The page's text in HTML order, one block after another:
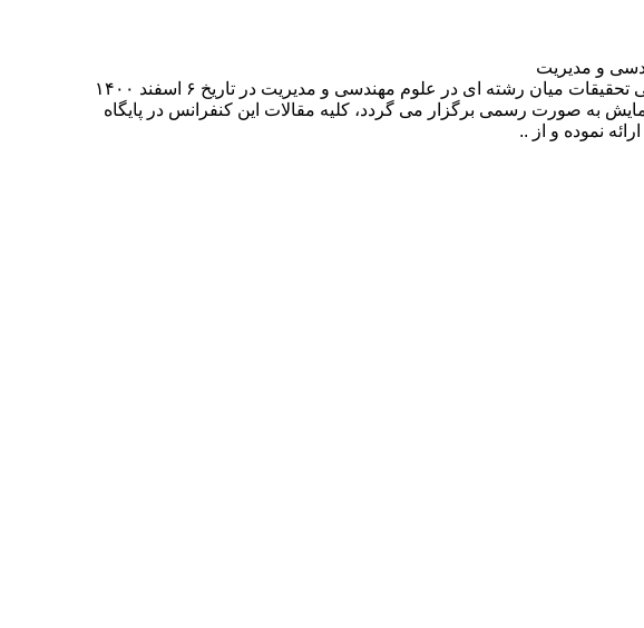
و مدیریت
Third National Conference on Interdisciplinary Research in Engineering and Management سومین همایش ملی تحقیقات میان رشته ای در علوم مهندسی و مدیریت در تاریخ ۶ اسفند ۱۴۰۰
به صورت رسمی برگزار می گردد، کلیه مقالات این کنفرانس در پایگاه
نموده و از ..